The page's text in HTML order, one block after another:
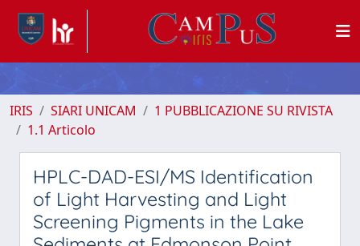
IRIS SIARI UNICAM
1 PUBBLICAZIONE SU RIVISTA
1.1 Articolo
HPLC-DAD-ESI/MS Identification
of Light Harvesting and Light
Screening Pigments in the Lake